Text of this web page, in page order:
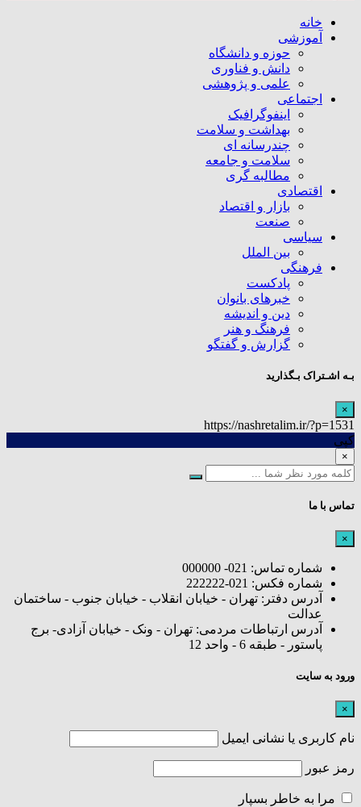
خانه
آموزشی
حوزه و دانشگاه
دانش و فناوری
علمی و پژوهشی
اجتماعی
اینفوگرافیک
بهداشت و سلامت
چندرسانه ای
سلامت و جامعه
مطالبه گری
اقتصادی
بازار و اقتصاد
صنعت
سیاسی
بین الملل
فرهنگی
پادکست
خبرهای بانوان
دین و اندیشه
فرهنگ و هنر
گزارش و گفتگو
بـه اشـتراک بـگذارید
×
https://nashretalim.ir/?p=1531
کپی
×
تماس با ما
×
شماره تماس: 021- 000000
شماره فکس: 021-222222
آدرس دفتر: تهران - خیابان انقلاب - خیابان جنوب - ساختمان
عدالت
آدرس ارتباطات مردمی: تهران - ونک - خیابان آزادی- برج
پاستور - طبقه 6 - واحد 12
ورود به سایت
×
نام کاربری یا نشانی ایمیل
رمز عبور
مرا به خاطر بسپار